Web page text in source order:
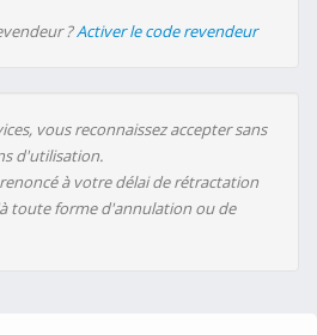
?Activer le code revendeur
vous reconnaissez accepter sans
d'utilisation.
à votre délai de rétractation
toute forme d'annulation ou de